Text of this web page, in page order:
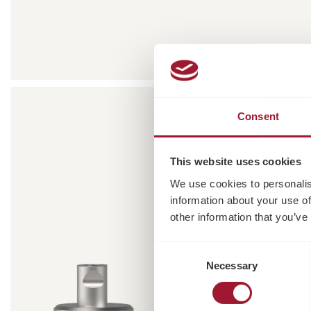
Consent
This website uses cookies
We use cookies to
information about your use
other information that
Necessary